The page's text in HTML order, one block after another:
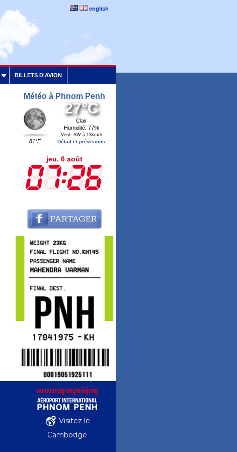
english
BILLETS D'AVION
Météo à Phnom Penh
81°F
27°C
Clair
Humidité: 77%
Vent: SW à 13km/h
Détail et prévisions
jeu. 6 août
Visitez le
Cambodge